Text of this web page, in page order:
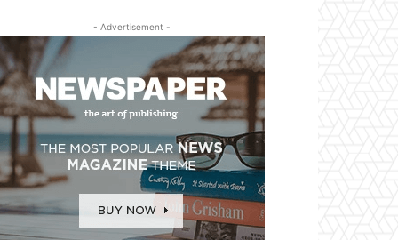
- Advertisement -